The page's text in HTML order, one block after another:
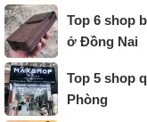
Top 6 shop
ở Đồng Nai
Top 5 shop
Phòng